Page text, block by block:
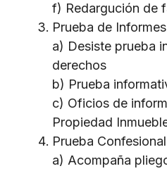
f) Redargución de
Prueba de Informes
a) Desiste prueba
derechos
b) Prueba
c) Oficios de
Propiedad
Prueba Confesional
a) Acompaña